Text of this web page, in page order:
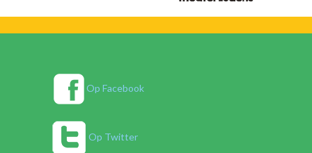
Op Facebook
Op Twitter